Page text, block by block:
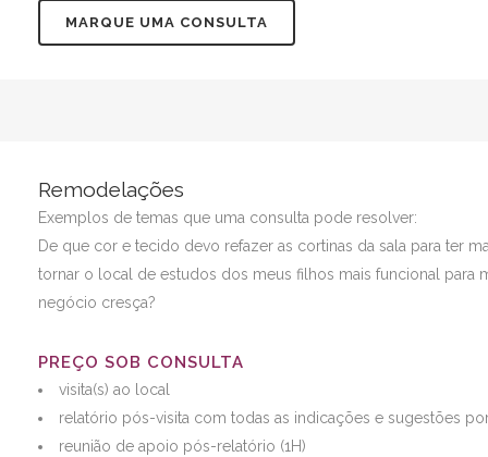
MARQUE UMA CONSULTA
Remodelações
Exemplos de temas que uma consulta pode resolver:
De que cor e tecido devo refazer as cortinas da sala para ter
tornar o local de estudos dos meus filhos mais funcional para
negócio cresça?
PREÇO SOB CONSULTA
visita(s) ao local
relatório pós-visita com todas as indicações e sugestões
reunião de apoio pós-relatório (1H)